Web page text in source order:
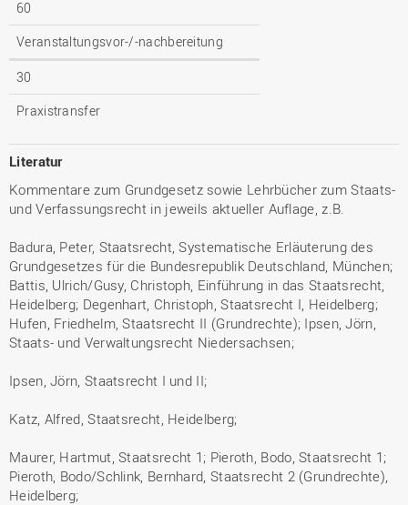
60
Veranstaltungsvor-/-nachbereitung
30
Praxistransfer
Literatur
Kommentare zum Grundgesetz sowie Lehrbücher zum Staats-
und Verfassungsrecht in jeweils aktueller Auflage, z.B.
Badura, Peter, Staatsrecht, Systematische Erläuterung des
Grundgesetzes für die Bundesrepublik Deutschland, München;
Battis, Ulrich/Gusy, Christoph, Einführung in das Staatsrecht,
Heidelberg; Degenhart, Christoph, Staatsrecht I, Heidelberg;
Hufen, Friedhelm, Staatsrecht II (Grundrechte); Ipsen, Jörn,
Staats- und Verwaltungsrecht Niedersachsen;
Ipsen, Jörn, Staatsrecht I und II;
Katz, Alfred, Staatsrecht, Heidelberg;
Maurer, Hartmut, Staatsrecht 1; Pieroth, Bodo, Staatsrecht 1;
Pieroth, Bodo/Schlink, Bernhard, Staatsrecht 2 (Grundrechte),
Heidelberg;